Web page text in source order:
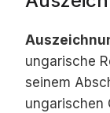
ungarische
seinem
ungarischen